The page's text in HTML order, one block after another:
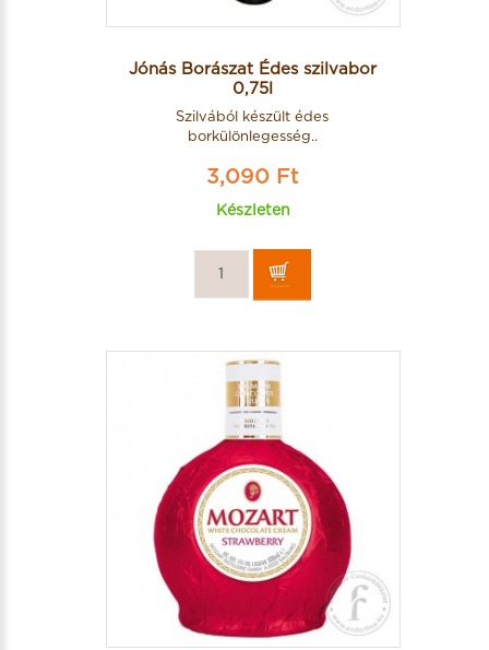
Jónás Borászat Édes szilvabor
0,75l
Szilvából készült édes
borkülönlegesség..
3,090 Ft
Készleten